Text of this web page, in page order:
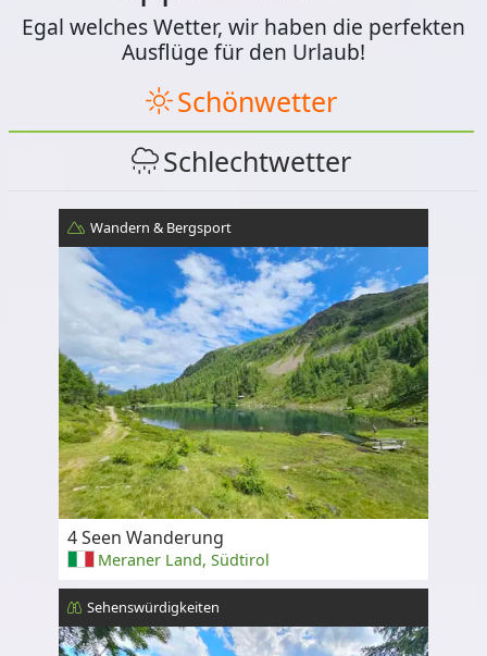
Egal welches Wetter, wir haben die perfekten
Ausflüge für den Urlaub!
Schönwetter
Schlechtwetter
Wandern & Bergsport
4 Seen Wanderung
Meraner Land, Südtirol
Sehenswürdigkeiten